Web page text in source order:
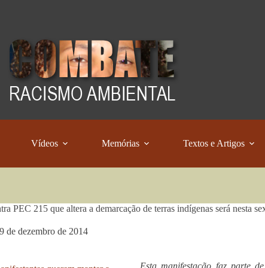
Vídeos Memórias Textos e Artigos
PEC 215 que altera a demarcação de terras indígenas será nesta
de dezembro de 2014
Esta manifestação faz parte